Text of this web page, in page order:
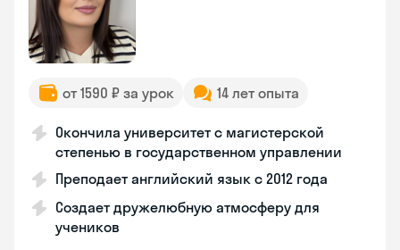
от 1590 ₽ за урок 14 лет опыта
Окончила университет с магистерской
степенью в государственном управлении
Преподает английский язык с 2012 года
Создает дружелюбную атмосферу для
учеников